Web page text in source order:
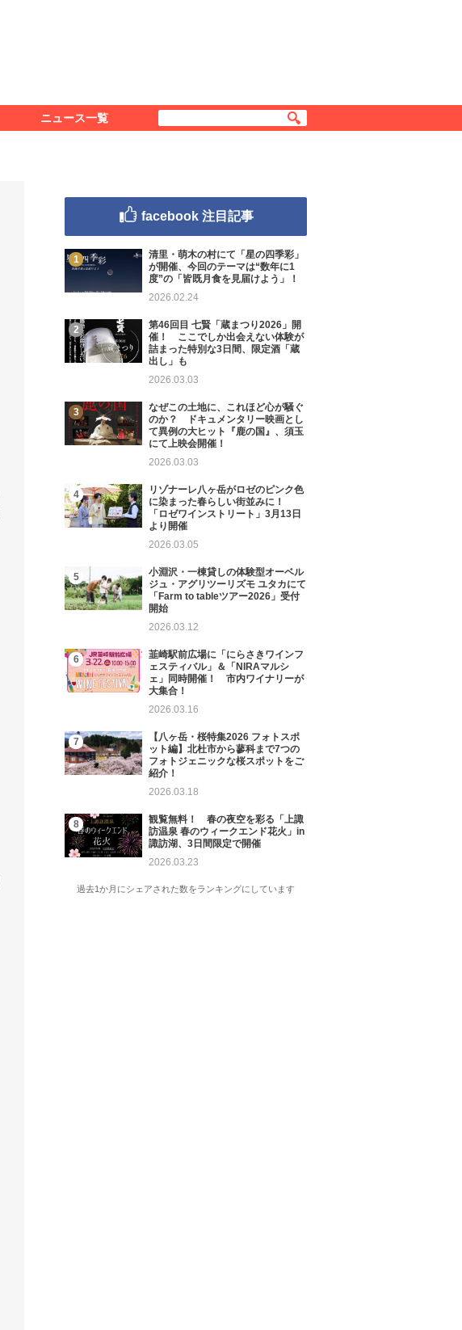
ニュース一覧
facebook 注目記事
清里・萌木の村にて「星の四季彩」
が開催、今回のテーマは“数年に1
度”の「皆既月食を見届けよう」！
2026.02.24
第46回目 七賢「蔵まつり2026」開
催！ ここでしか出会えない体験が
詰まった特別な3日間、限定酒「蔵
出し」も
2026.03.03
なぜこの土地に、これほど心が騒ぐ
のか？ ドキュメンタリー映画とし
て異例の大ヒット『鹿の国』、須玉
にて上映会開催！
2026.03.03
リゾナーレ八ヶ岳がロゼのピンク色
に染まった春らしい街並みに！
「ロゼワインストリート」3月13日
より開催
2026.03.05
小淵沢・一棟貸しの体験型オーベル
ジュ・アグリツーリズモ ユタカにて
「Farm to tableツアー2026」受付
開始
2026.03.12
韮崎駅前広場に「にらさきワインフ
ェスティバル」＆「NIRAマルシ
ェ」同時開催！ 市内ワイナリーが
大集合！
2026.03.16
【八ヶ岳・桜特集2026 フォトスポ
ット編】北杜市から蓼科まで7つの
フォトジェニックな桜スポットをご
紹介！
2026.03.18
観覧無料！ 春の夜空を彩る「上諏
訪温泉 春のウィークエンド花火」in
諏訪湖、3日間限定で開催
2026.03.23
過去1か月にシェアされた数をランキングにしています